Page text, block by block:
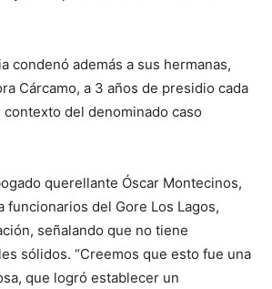
condenó además a sus hermanas,
Cárcamo, a 3 años de presidio cada
contexto del denominado caso
querellante Óscar Montecinos,
funcionarios del Gore Los Lagos,
señalando que no tiene
sólidos. “Creemos que esto fue una
que logró establecer un